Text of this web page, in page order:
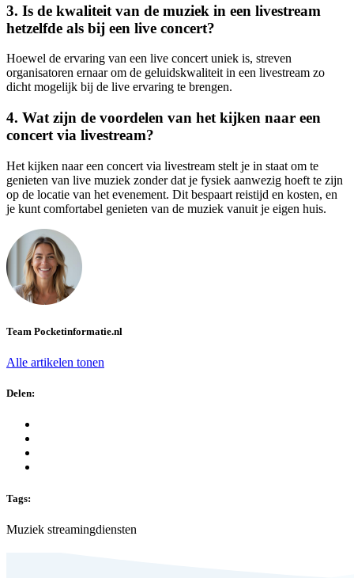
3. Is de kwaliteit van de muziek in een livestream
hetzelfde als bij een live concert?
Hoewel de ervaring van een live concert uniek is, streven
organisatoren ernaar om de geluidskwaliteit in een livestream zo
dicht mogelijk bij de live ervaring te brengen.
4. Wat zijn de voordelen van het kijken naar een
concert via livestream?
Het kijken naar een concert via livestream stelt je in staat om te
genieten van live muziek zonder dat je fysiek aanwezig hoeft te zijn
op de locatie van het evenement. Dit bespaart reistijd en kosten, en
je kunt comfortabel genieten van de muziek vanuit je eigen huis.
Team Pocketinformatie.nl
Alle artikelen tonen
Delen:
Tags:
Muziek streamingdiensten